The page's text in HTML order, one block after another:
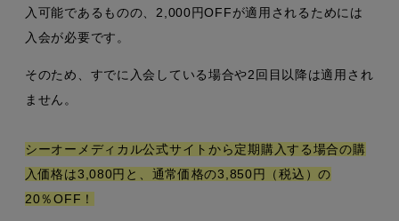
入可能であるものの、2,000円OFFが適用されるためには
入会が必要です。
そのため、すでに入会している場合や2回目以降は適用され
ません。
シーオーメディカル公式サイトから定期購入する場合の購
入価格は3,080円と、通常価格の3,850円（税込）の
20％OFF！